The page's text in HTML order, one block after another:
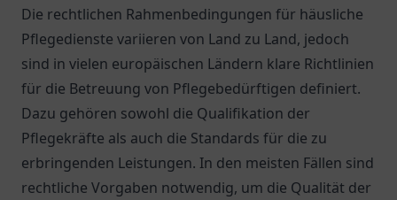
Die rechtlichen Rahmenbedingungen für häusliche
Pflegedienste variieren von Land zu Land, jedoch
sind in vielen europäischen Ländern klare Richtlinien
für die Betreuung von Pflegebedürftigen definiert.
Dazu gehören sowohl die Qualifikation der
Pflegekräfte als auch die Standards für die zu
erbringenden Leistungen. In den meisten Fällen sind
rechtliche Vorgaben notwendig, um die Qualität der